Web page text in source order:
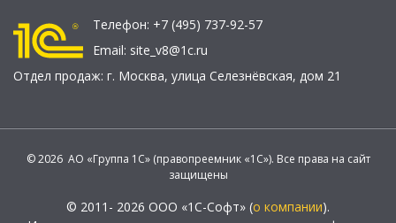
Телефон: +7 (495) 737-92-57
Email: site_v8@1c.ru
Отдел продаж: г. Москва, улица Селезнёвская, дом 21
© 2026 АО «Группа 1С» (правопреемник «1С»). Все права на сайт
защищены
© 2011- 2026 ООО «1С-Софт» (о компании).